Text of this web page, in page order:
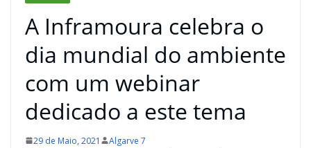
A Inframoura celebra o
dia mundial do ambiente
com um webinar
dedicado a este tema
29 de Maio, 2021
Algarve 7